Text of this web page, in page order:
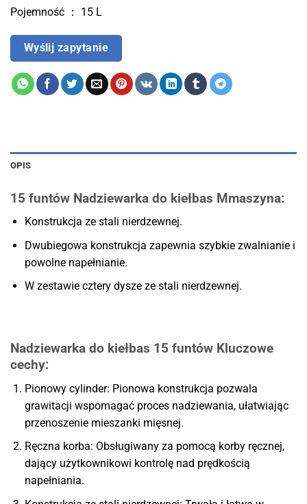
Pojemność ： 15 L
Wyślij zapytanie
OPIS
15 funtów Nadziewarka do kiełbas Mmaszyna:
Konstrukcja ze stali nierdzewnej.
Dwubiegowa konstrukcja zapewnia szybkie zwalnianie i
powolne napełnianie.
W zestawie cztery dysze ze stali nierdzewnej.
Nadziewarka do kiełbas 15 funtów Kluczowe
cechy:
Pionowy cylinder: Pionowa konstrukcja pozwala
grawitacji wspomagać proces nadziewania, ułatwiając
przenoszenie mieszanki mięsnej.
Ręczna korba: Obsługiwany za pomocą korby ręcznej,
dający użytkownikowi kontrolę nad prędkością
napełniania.